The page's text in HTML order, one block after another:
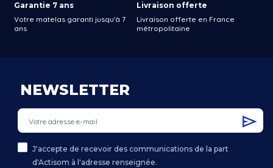
Garantie 7 ans
Votre matelas garanti jusqu'à 7
ans
Livraison offerte
Livraison offerte en France
métropolitaine
NEWSLETTER
J'accepte de recevoir des communications de la part
d'Actisom à l'adresse renseignée.